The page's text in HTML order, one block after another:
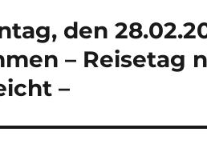
den
– Reisetag
–